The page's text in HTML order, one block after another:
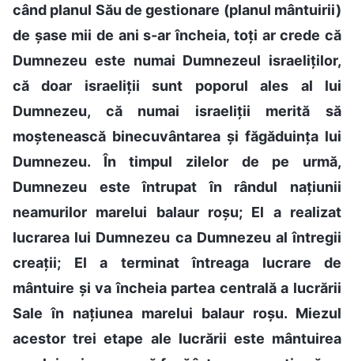
când planul Său de gestionare (planul mântuirii)
de șase mii de ani s-ar încheia, toți ar crede că
Dumnezeu este numai Dumnezeul israeliților,
că doar israeliții sunt poporul ales al lui
Dumnezeu, că numai israeliții merită să
moștenească binecuvântarea și făgăduința lui
Dumnezeu. În timpul zilelor de pe urmă,
Dumnezeu este întrupat în rândul națiunii
neamurilor marelui balaur roșu; El a realizat
lucrarea lui Dumnezeu ca Dumnezeu al întregii
creații; El a terminat întreaga lucrare de
mântuire și va încheia partea centrală a lucrării
Sale în națiunea marelui balaur roșu. Miezul
acestor trei etape ale lucrării este mântuirea